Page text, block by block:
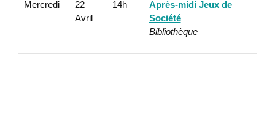
Mercredi
22
Avril
14h
Après-midi Jeux de
Société
Bibliothèque